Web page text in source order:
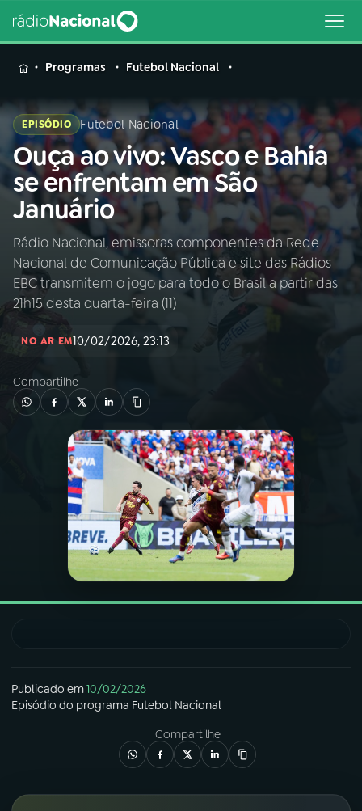
MENU
Buscar
na
Rádio
Nacional
Buscar
AO VIVO
INÍCIO
02A RÁDIO
03 PROGRAMAÇÃO
PROGRAMAS
PODCASTS
VIDEOCASTS
Facebook
Instagram X
Programas Futebol Nacional
EPISÓDIO Futebol Nacional
Ouça ao vivo: Vasco e Bahia
se enfrentam em São
Januário
Rádio Nacional, emissoras componentes da Rede
Nacional de Comunicação Pública e site das Rádios
EBC transmitem o jogo para todo o Brasil a partir das
21h15 desta quarta-feira (11)
NO AR EM10/02/2026, 23:13
Compartilhe
Publicado em10/02/2026
Episódio do programa Futebol Nacional
Compartilhe